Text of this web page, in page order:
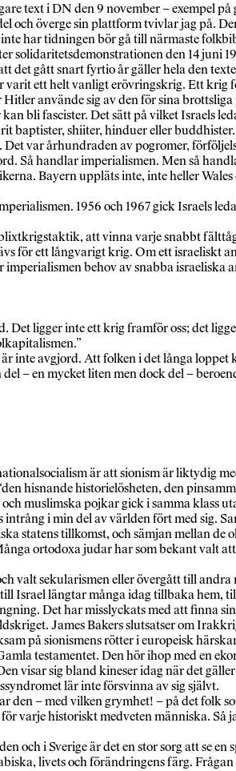
text i DN den 9 november – exempel
överge sin plattform tvivlar jag på.
har tidningen bör gå till närmaste
solidaritetsdemonstrationen den 14
det gått snart fyrtio år gäller hela den
ett helt vanligt erövringskrig. Ett
använde sig av den för sina
bli fascister. Det sätt på vilket Israels
baptister, shiiter, hinduer eller
var århundraden av pogromer,
Så handlar imperialismen. Men så
Bayern uppläts inte, inte heller
1956 och 1967 gick Israels
att vinna varje snabbt
för ett långvarigt krig. Om ett
behov av snabba
ligger inte ett krig framför oss; det
inte avgjord. Att folken i det långa
– en mycket liten men dock del –
är att sionism är liktydig
hisnande historielösheten, den
muslimska pojkar gick i samma
i min del av världen fört med sig.
statens tillkomst, och sämjan mellan
ortodoxa judar har som bekant valt
valt sekularismen eller övergått till
Israel längtar många idag tillbaka
Det har misslyckats med att finna
James Bakers slutsatser om
på sionismens rötter i europeisk
testamentet. Den hör ihop med en
visar sig bland kineser idag när det
lär inte försvinna av sig självt.
– med vilken grymhet! – på det folk
varje historiskt medveten människa. Så
och i Sverige är det en stor sorg att se
livets och förändringens färg.